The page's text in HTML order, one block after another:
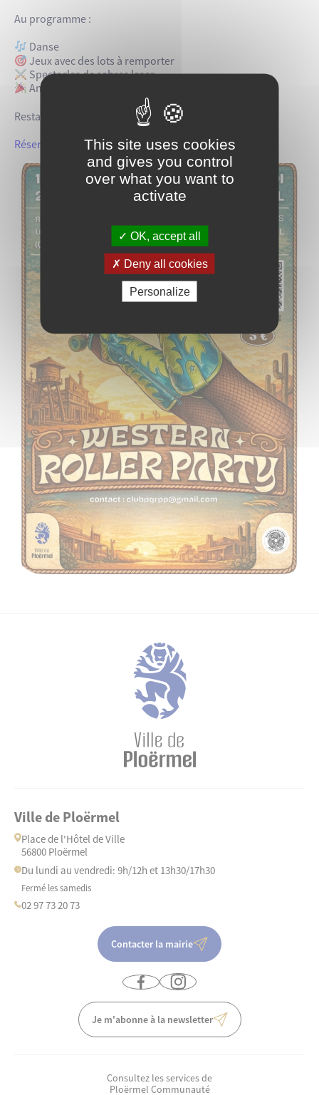
Au programme :
Danse
Jeux avec des lots à remporter
Spectacles de sabres laser
Animations surprises
Restauration et buvette sur place
Réservation
conseillée
Ville de Ploërmel
Place de l'Hôtel de Ville
56800 Ploërmel
Du lundi au vendredi: 9h/12h et 13h30/17h30
Fermé les samedis
02 97 73 20 73
Contacter la mairie
Je m'abonne à la newsletter
Consultez les services de
Ploërmel Communauté
This site uses cookies
and gives you control
over what you want to
activate
OK, accept all
Deny all cookies
Personalize